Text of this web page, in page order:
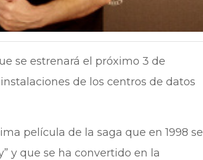
se estrenará el próximo 3 de
de los centros de datos
película de la saga que en 1998 se
y que se ha convertido en la